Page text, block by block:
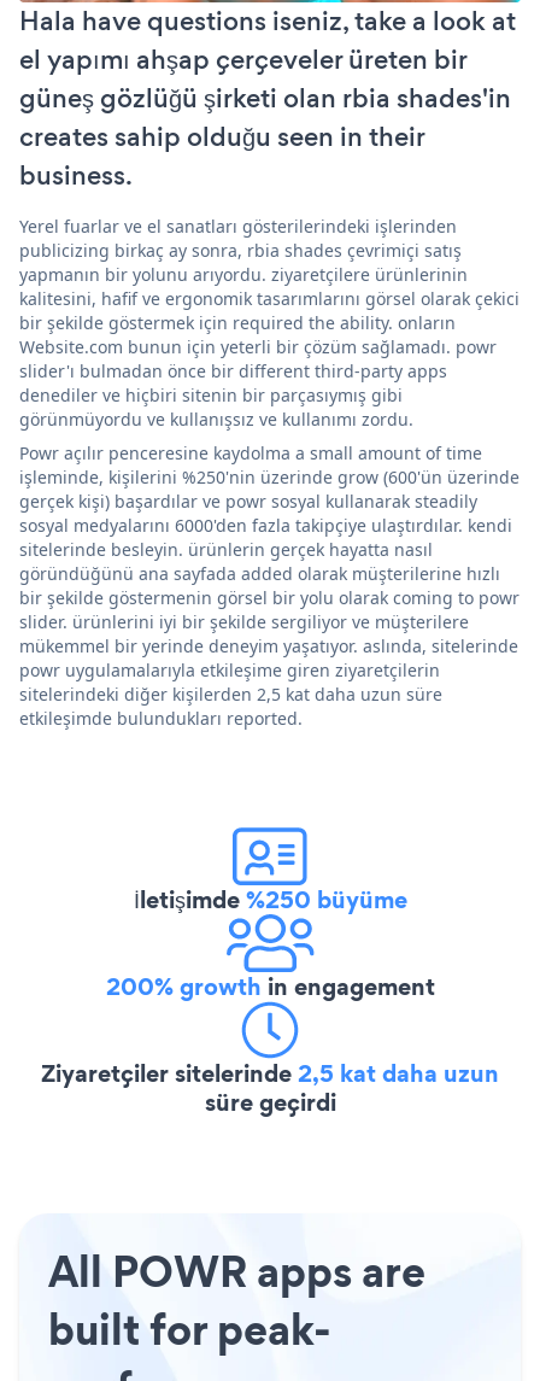
Hala have questions iseniz, take a look at
el yapımı ahşap çerçeveler üreten bir
güneş gözlüğü şirketi olan rbia shades'in
creates sahip olduğu seen in their
business.
Yerel fuarlar ve el sanatları gösterilerindeki işlerinden
publicizing birkaç ay sonra, rbia shades çevrimiçi satış
yapmanın bir yolunu arıyordu. ziyaretçilere ürünlerinin
kalitesini, hafif ve ergonomik tasarımlarını görsel olarak çekici
bir şekilde göstermek için required the ability. onların
Website.com bunun için yeterli bir çözüm sağlamadı. powr
slider'ı bulmadan önce bir different third-party apps
denediler ve hiçbiri sitenin bir parçasıymış gibi
görünmüyordu ve kullanışsız ve kullanımı zordu.
Powr açılır penceresine kaydolma a small amount of time
işleminde, kişilerini %250'nin üzerinde grow (600'ün üzerinde
gerçek kişi) başardılar ve powr sosyal kullanarak steadily
sosyal medyalarını 6000'den fazla takipçiye ulaştırdılar. kendi
sitelerinde besleyin. ürünlerin gerçek hayatta nasıl
göründüğünü ana sayfada added olarak müşterilerine hızlı
bir şekilde göstermenin görsel bir yolu olarak coming to powr
slider. ürünlerini iyi bir şekilde sergiliyor ve müşterilere
mükemmel bir yerinde deneyim yaşatıyor. aslında, sitelerinde
powr uygulamalarıyla etkileşime giren ziyaretçilerin
sitelerindeki diğer kişilerden 2,5 kat daha uzun süre
etkileşimde bulundukları reported.
İletişimde%250 büyüme
200% growth in engagement
Ziyaretçiler sitelerinde2,5 kat daha uzun
süre geçirdi
All POWR apps are
built for peak-